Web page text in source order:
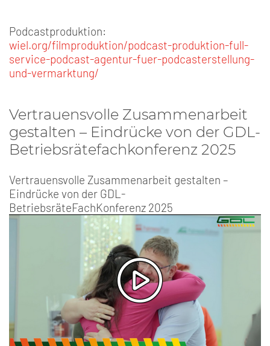
Podcastproduktion:
wiel.org/filmproduktion/podcast-produktion-full-
service-podcast-agentur-fuer-podcasterstellung-
und-vermarktung/
Vertrauensvolle Zusammenarbeit
gestalten – Eindrücke von der GDL-
Betriebsrätefachkonferenz 2025
Vertrauensvolle Zusammenarbeit gestalten –
Eindrücke von der GDL-
BetriebsräteFachKonferenz 2025